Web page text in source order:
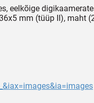
eelkõige
mm (tüüp II), maht